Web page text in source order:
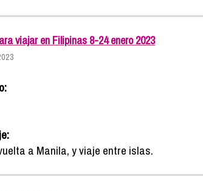
viajar en Filipinas 8-24 enero 2023
a Manila, y viaje entre islas.